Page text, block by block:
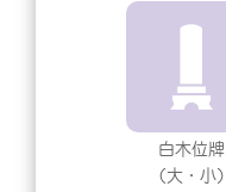
白木位牌
（大・小）